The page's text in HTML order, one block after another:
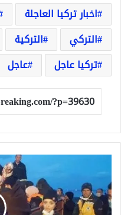
اخبار تركيا العاجلة
التركي
التركية
تركيا عاجل
عاجل
انقاذ
175
سورياً